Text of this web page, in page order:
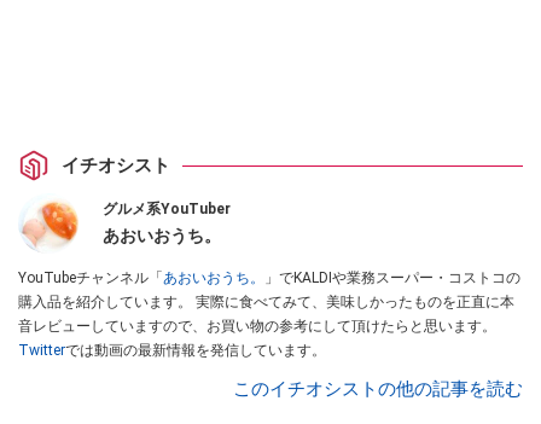
イチオシスト
グルメ系YouTuber
あおいおうち。
YouTubeチャンネル「 あおいおうち。
」でKALDIや業務スーパー・コストコの
購入品を紹介しています。 実際に食べてみて、美味しかったものを正直に本
音レビューしていますので、お買い物の参考にして頂けたらと思います。
Twitterでは動画の最新情報を発信しています。
このイチオシストの他の記事を読む